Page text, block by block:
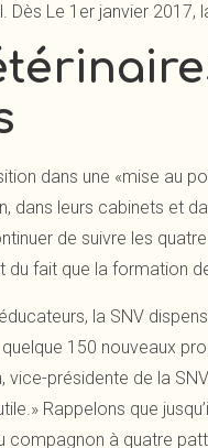
Dès Le 1er janvier 2017,
dans une «mise au
dans leurs cabinets et
de suivre les
du fait que la formation
la SNV
150 nouveaux
vice-présidente de la
Rappelons que
compagnon à quatre